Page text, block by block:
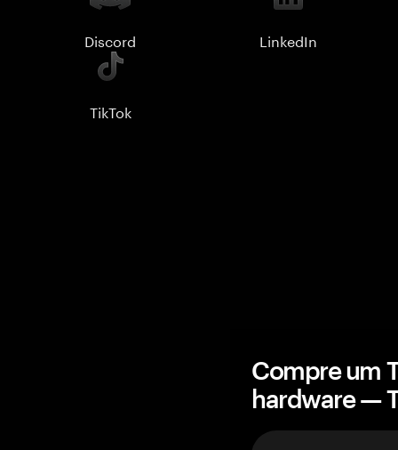
Discord LinkedIn
TikTok
Compre um
hardware —